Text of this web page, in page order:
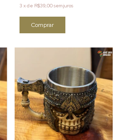
3 xde R$39,00sem juros